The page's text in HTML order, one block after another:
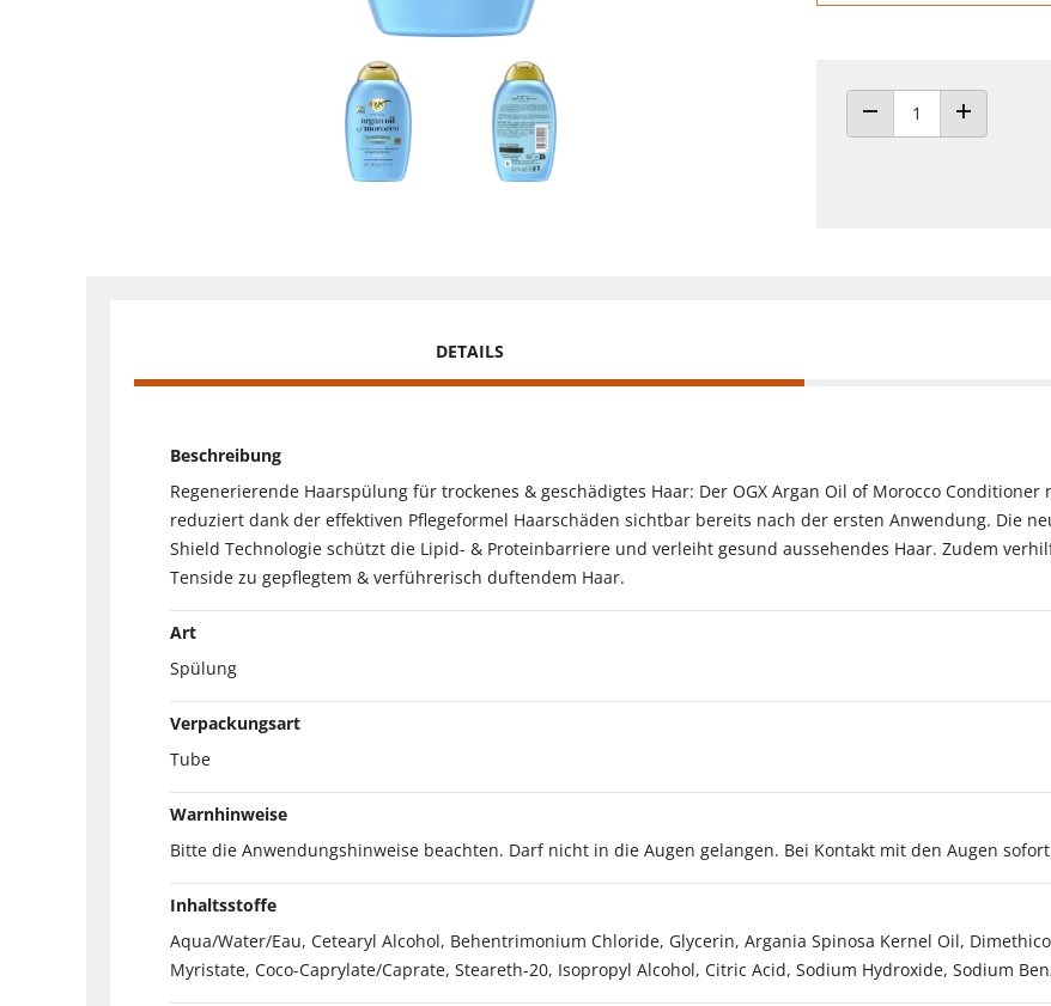
ANZAHL VERRINGERN
ANZAHL
DETAILS
Beschreibung
Regenerierende Haarspülung für trockenes & geschädigtes Haar: Der OGX Argan Oil of Morocco
reduziert dank der effektiven Pflegeformel Haarschäden sichtbar bereits nach der ersten Anwendung. Die
Shield Technologie schützt die Lipid- & Proteinbarriere und verleiht gesund aussehendes Haar. Zudem
Tenside zu gepflegtem & verführerisch duftendem Haar.
Art
Spülung
Verpackungsart
Tube
Warnhinweise
Bitte die Anwendungshinweise beachten. Darf nicht in die Augen gelangen. Bei Kontakt mit den Augen
Inhaltsstoffe
Aqua/Water/Eau, Cetearyl Alcohol, Behentrimonium Chloride, Glycerin, Argania Spinosa Kernel Oil,
Myristate, Coco-Caprylate/Caprate, Steareth-20, Isopropyl Alcohol, Citric Acid, Sodium Hydroxide, Sodium